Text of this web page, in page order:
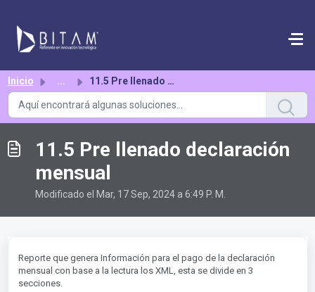
Inicio ... 11.5 Pre llenado declaración mensual
11.5 Pre llenado declaración
mensual
Modificado el Mar, 17 Sep, 2024 a 6:49 P. M.
Reporte que genera Información para el pago de la declaración
mensual con base a la lectura los XML, esta se divide en 3
secciones.